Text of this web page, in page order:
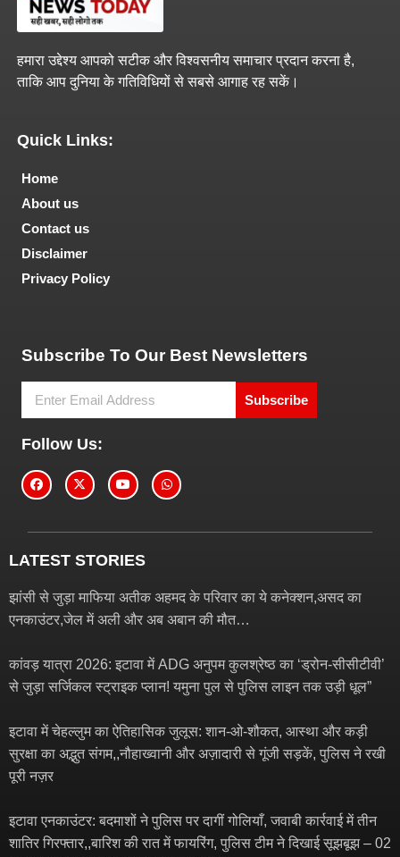
हमारा उद्देश्य आपको सटीक और विश्वसनीय समाचार प्रदान करना है,
ताकि आप दुनिया के गतिविधियों से सबसे आगाह रह सकें।
Quick Links:
Home
About us
Contact us
Disclaimer
Privacy Policy
Subscribe To Our Best Newsletters
Subscribe
Follow Us:
LATEST STORIES
झांसी से जुड़ा माफिया अतीक अहमद के परिवार का ये कनेक्शन,असद का
एनकाउंटर,जेल में अली और अब अबान की मौत…
कांवड़ यात्रा 2026: इटावा में ADG अनुपम कुलश्रेष्ठ का ‘ड्रोन-सीसीटीवी’
से जुड़ा सर्जिकल स्ट्राइक प्लान! यमुना पुल से पुलिस लाइन तक उड़ी धूल”
इटावा में चेहल्लुम का ऐतिहासिक जुलूस: शान-ओ-शौकत, आस्था और कड़ी
सुरक्षा का अद्भुत संगम,,नौहाख्वानी और अज़ादारी से गूंजी सड़कें, पुलिस ने रखी
पूरी नज़र
इटावा एनकाउंटर: बदमाशों ने पुलिस पर दागीं गोलियाँ, जवाबी कार्रवाई में तीन
शातिर गिरफ्तार,,बारिश की रात में फायरिंग, पुलिस टीम ने दिखाई सूझबूझ – 02